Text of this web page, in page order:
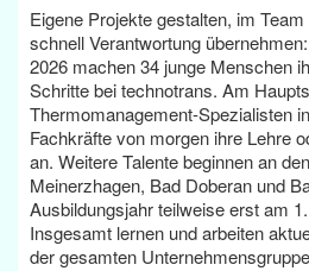
Eigene Projekte gestalten, im
schnell Verantwortung
2026 machen 34 junge Menschen
Schritte bei technotrans. Am
Thermomanagement-Spezialisten
Fachkräfte von morgen ihre Lehre
an. Weitere Talente beginnen an
Meinerzhagen, Bad Doberan und
Ausbildungsjahr teilweise erst am
Insgesamt lernen und arbeiten
der gesamten